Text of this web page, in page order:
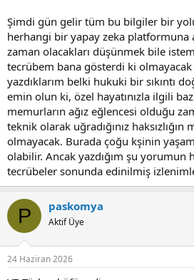
Şimdi gün gelir tüm bu bilgiler bir
herhangi bir yapay zeka platformuna
zaman olacakları düşünmek bile
tecrübem bana gösterdi ki
yazdıklarım belki hukuki bir sıkıntı
emin olun ki, özel hayatınızla ilgili
memurların ağız eğlencesi olduğu
teknik olarak uğradığınız
olmayacak. Burada çoğu kşinin
olabilir. Ancak yazdığım şu yorumun
tecrübeler sonunda edinilmiş
P paskomya
Aktif Üye
24 Haziran 2026